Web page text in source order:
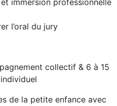
immersion professionnelle
l’oral du jury
collectif & 6 à 15
de la petite enfance avec